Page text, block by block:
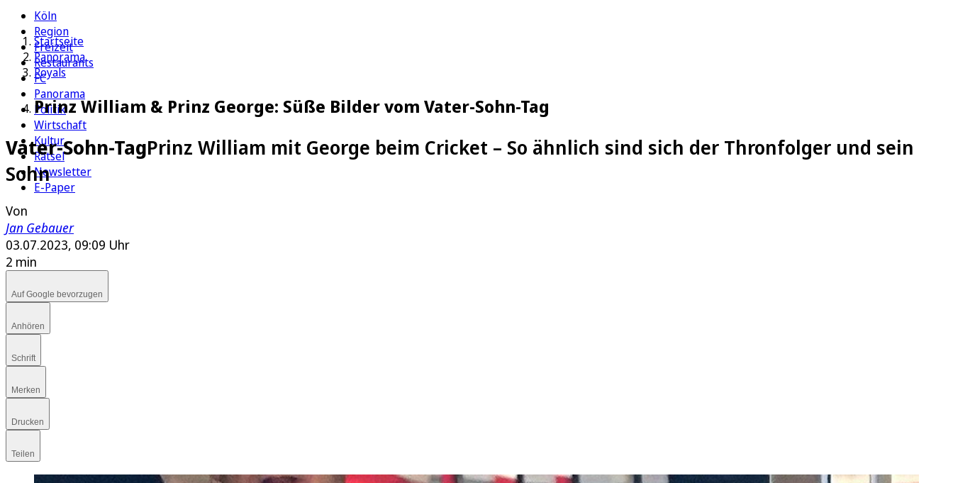
Köln
Region
Freizeit
Restaurants
FC
Panorama
Politik
Wirtschaft
Kultur
Rätsel
Newsletter
E-Paper
Startseite
Panorama
Royals
Prinz William & Prinz George: Süße Bilder vom Vater-Sohn-Tag
Vater-Sohn-TagPrinz William mit George beim Cricket – So ähnlich sind sich der Thronfolger und sein
Sohn
Von
Jan Gebauer
03.07.2023, 09:09 Uhr
2 min
Auf Google bevorzugen
Anhören
Schrift
Merken
Drucken
Teilen